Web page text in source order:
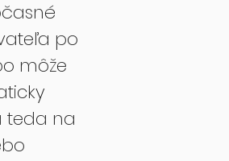
po
môže
teda na